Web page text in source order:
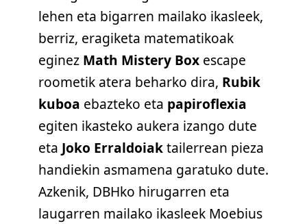
lehen eta bigarren mailako ikasleek,
berriz, eragiketa matematikoak
eginez Math Mistery Box escape
roometik atera beharko dira, Rubik
kuboa ebazteko eta papiroflexia
egiten ikasteko aukera izango dute
eta Joko Erraldoiaktailerrean pieza
handiekin asmamena garatuko dute.
Azkenik, DBHko hirugarren eta
laugarren mailako ikasleek Moebius